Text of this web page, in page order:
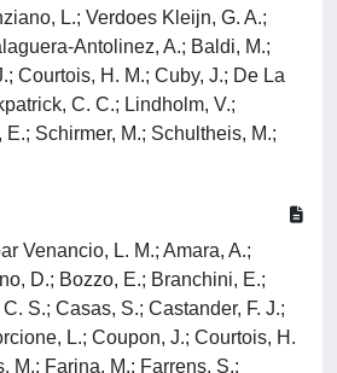
L.; Verdoes Kleijn, G. A.;
Antolinez, A.; Baldi, M.;
Courtois, H. M.; Cuby, J.; De La
C. C.; Lindholm, V.;
Schirmer, M.; Schultheis, M.;
Venancio, L. M.; Amara, A.;
D.; Bozzo, E.; Branchini, E.;
S.; Casas, S.; Castander, F. J.;
L.; Coupon, J.; Courtois, H.
M.; Farina, M.; Farrens, S.;